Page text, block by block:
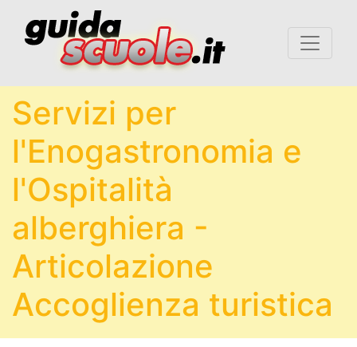
Servizi per
l'Enogastronomia e
l'Ospitalità
alberghiera -
Articolazione
Accoglienza turistica